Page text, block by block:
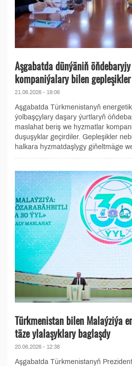
Aşgabatda dünýäniň
kompaniýalary bilen
21.06.2026 - 19:06
Aşgabatda Türkmenistanyň
ýolbaşçylary daşary ýurtlaryň
maslahat beriş we hyzmatlar
duşuşyklar geçirdiler. Gepleşikler
halkara hyzmatdaşlygy giňeltmäge
Türkmenistan bilen Malaýziýa
täze ylalaşyklary baglaşdy
20.06.2026 - 12:38
Aşgabatda Türkmenistanyň